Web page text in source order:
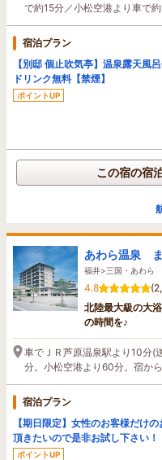
で約15分／小松空港より車で
宿泊プラン
【別邸 個止吹気亭】温泉露天
ドリンク無料【禁煙】
ポイントUP
この宿の宿
あわら温泉
福井>三国・あわら
4.8
北陸最大級の大
の時間を♪
車でＪＲ芦原温泉駅より10分(
分。小松空港より60分。宿から
宿泊プラン
【期日限定】女性のお客様だけ
頂きたいので是非お試し下さい！
ポイントUP